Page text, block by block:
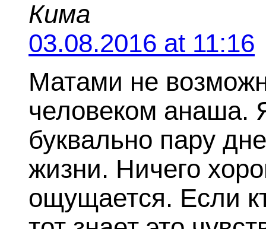
Кима
03.08.2016 at 11:16
Матами не
человеком анаша.
буквально пару
жизни. Ничего
ощущается. Если